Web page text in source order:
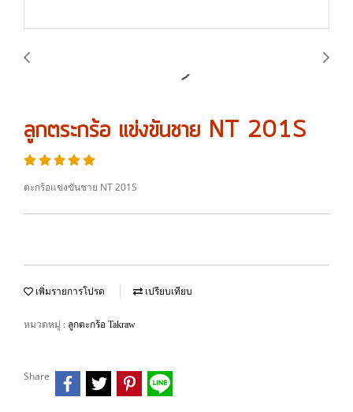
ลูกตระกร้อ แข่งขันชาย NT 201S
ตะกร้อแข่งขันชาย NT 201S
เพิ่มรายการโปรด เปรียบเทียบ
หมวดหมู่ : ลูกตะกร้อ Takraw
Share